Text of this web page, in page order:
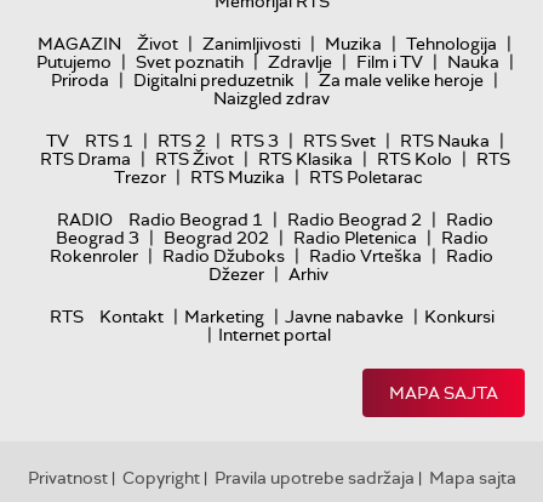
MAGAZIN
Život | Zanimljivosti | Muzika | Tehnologija |
Putujemo | Svet poznatih | Zdravlje | Film i TV | Nauka |
Priroda | Digitalni preduzetnik | Za male velike heroje |
Naizgled zdrav
TV
RTS 1 | RTS 2 | RTS 3 | RTS Svet | RTS Nauka |
RTS Drama | RTS Život | RTS Klasika | RTS Kolo | RTS
Trezor | RTS Muzika | RTS Poletarac
RADIO
Radio Beograd 1 | Radio Beograd 2 | Radio
Beograd 3 | Beograd 202 | Radio Pletenica | Radio
Rokenroler | Radio Džuboks | Radio Vrteška | Radio
Džezer | Arhiv
RTS
Kontakt | Marketing | Javne nabavke | Konkursi
| Internet portal
MAPA SAJTA
Privatnost| Copyright| Pravila upotrebe sadržaja | Mapa sajta